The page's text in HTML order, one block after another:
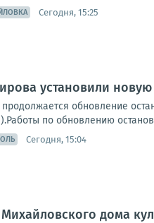
Сегодня, 15:25
установили новую
обновление
по обновлению
Сегодня, 15:04
дома